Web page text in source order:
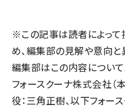
llmo (1161)
※この記事は読者によっ
め、編集部の見解や意向と
編集部はこの内容につい
フォースクーナ株式会社（
役：三角正樹、以下フォー